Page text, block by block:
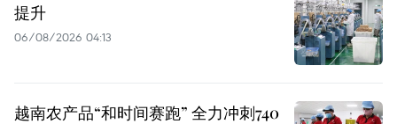
提升
06/08/2026 04:13
越南农产品“和时间赛跑” 全力冲刺740